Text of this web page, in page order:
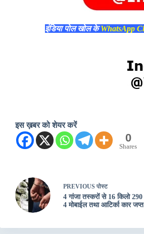
इंडिया पोल खोल केWhatsApp
इस ख़बर को शेयर करें
0
Shares
PREVIOUS पोस्ट
4 गांजा तस्करों से 16 किलो 290
4 मोबाईल तथा आटिर्का कार जप्त